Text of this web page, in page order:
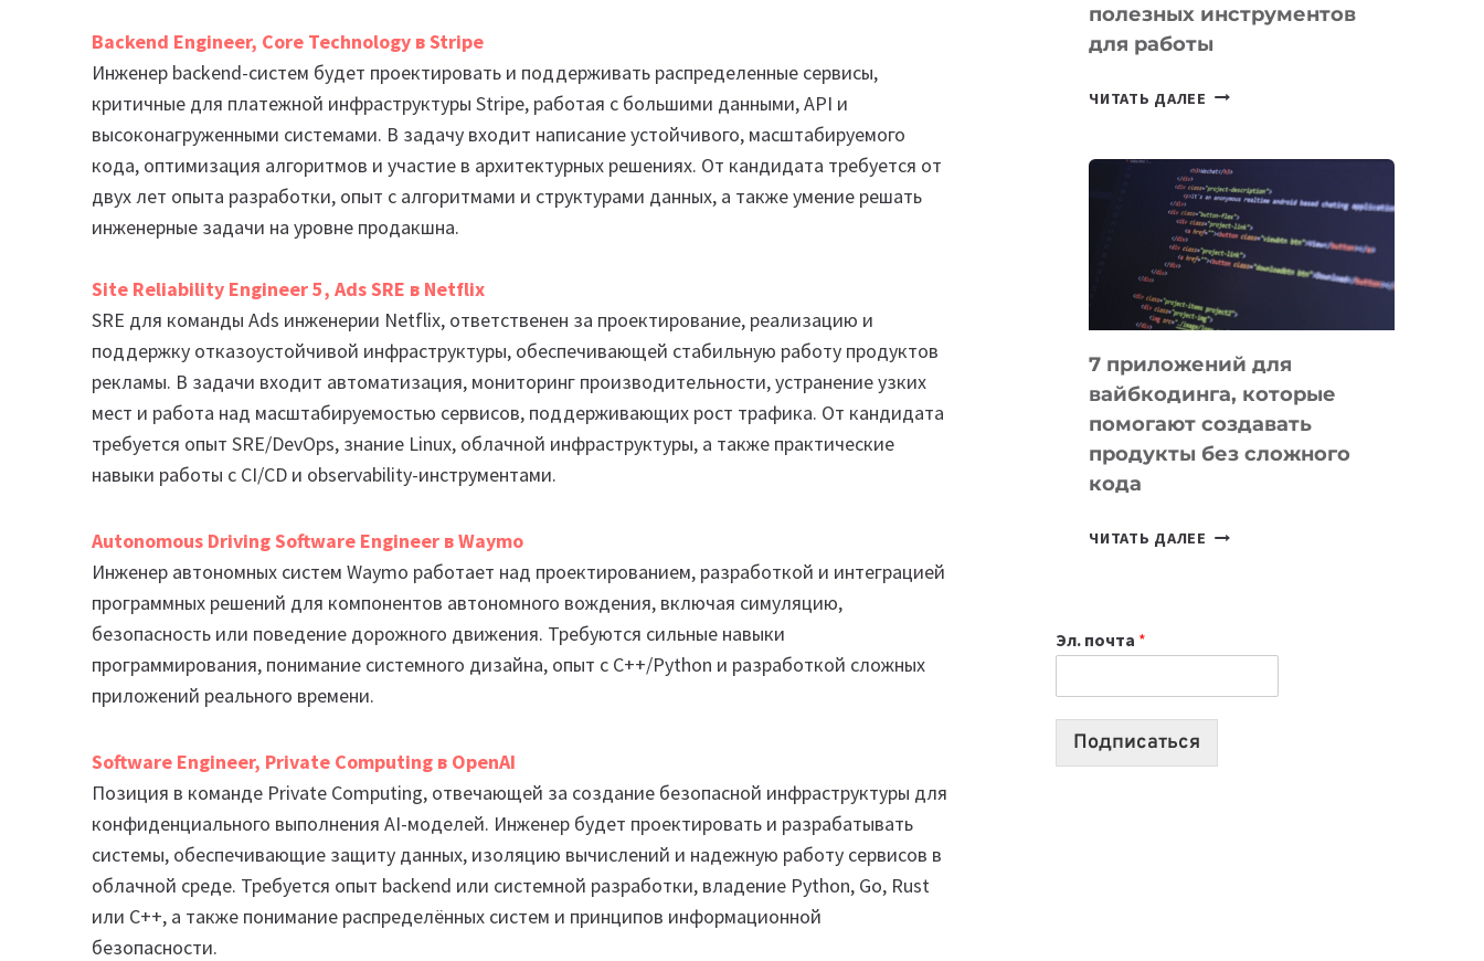
Backend Engineer, Core Technology в Stripe
Инженер backend-систем будет проектировать и поддерживать распределенные сервисы,
критичные для платежной инфраструктуры Stripe, работая с большими данными, API и
высоконагруженными системами. В задачу входит написание устойчивого, масштабируемого
кода, оптимизация алгоритмов и участие в архитектурных решениях. От кандидата требуется от
двух лет опыта разработки, опыт с алгоритмами и структурами данных, а также умение решать
инженерные задачи на уровне продакшна.
Site Reliability Engineer 5, Ads SRE в Netflix
SRE для команды Ads инженерии Netflix, ответственен за проектирование, реализацию и
поддержку отказоустойчивой инфраструктуры, обеспечивающей стабильную работу продуктов
рекламы. В задачи входит автоматизация, мониторинг производительности, устранение узких
мест и работа над масштабируемостью сервисов, поддерживающих рост трафика. От кандидата
требуется опыт SRE/DevOps, знание Linux, облачной инфраструктуры, а также практические
навыки работы с CI/CD и observability-инструментами.
Autonomous Driving Software Engineer в Waymo
Инженер автономных систем Waymo работает над проектированием, разработкой и интеграцией
программных решений для компонентов автономного вождения, включая симуляцию,
безопасность или поведение дорожного движения. Требуются сильные навыки
программирования, понимание системного дизайна, опыт с C++/Python и разработкой сложных
приложений реального времени.
Software Engineer, Private Computing в OpenAI
Позиция в команде Private Computing, отвечающей за создание безопасной инфраструктуры для
конфиденциального выполнения AI-моделей. Инженер будет проектировать и разрабатывать
системы, обеспечивающие защиту данных, изоляцию вычислений и надежную работу сервисов в
облачной среде. Требуется опыт backend или системной разработки, владение Python, Go, Rust
или C++, а также понимание распределённых систем и принципов информационной
безопасности.
СЕГОДНЯ
полезных инструментов
для работы
ЧИТАТЬ ДАЛЕЕ ТАСК-
ПОЛЕЗНЫХ
ИНСТРУМЕНТОВ
ДЛЯ
РАБОТЫ
7 приложений для
вайбкодинга, которые
помогают создавать
продукты без сложного
кода
ЧИТАТЬ ДАЛЕЕ
СОЗДАВАТЬ
ПРОДУКТЫ
Эл. почта *
Подписаться